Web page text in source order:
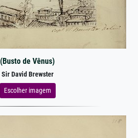
(Busto de Vênus)
Sir David Brewster
Escolher imagem